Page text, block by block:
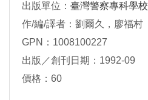
出版單位： 臺灣警察專科學校
作/編/譯者：劉爾久，廖福村
GPN：1008100227
出版／創刊日期：1992-09
價格：60